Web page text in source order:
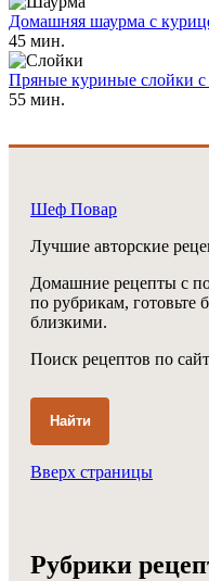
Домашняя шаурма с
45 мин.
Пряные куриные слойки с
55 мин.
Шеф Повар
Лучшие авторские
Домашние рецепты с
по рубрикам, готовьте
близкими.
Поиск рецептов по
Найти
Вверх страницы
Рубрики